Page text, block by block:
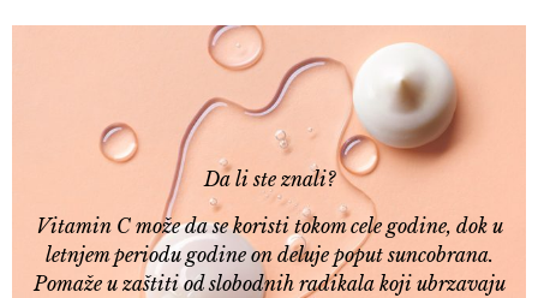
Da li ste znali?
Vitamin C može da se koristi tokom cele godine, dok u
letnjem periodu godine on deluje poput suncobrana.
Pomaže u zaštiti od slobodnih radikala koji ubrzavaju